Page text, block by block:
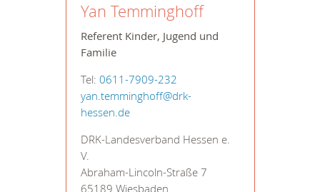
Yan Temminghoff
Referent Kinder, Jugend und
Familie
Tel: 0611-7909-232
yan.temminghoff@drk-
hessen.de
DRK-Landesverband Hessen e.
V.
Abraham-Lincoln-Straße 7
65189 Wiesbaden